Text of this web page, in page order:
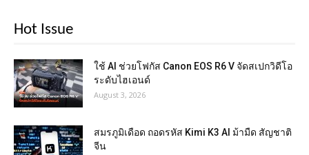
Hot Issue
ใช้ AI ช่วยโฟกัส Canon EOS R6 V จัดสเปกวิดีโอ
ระดับไฮเอนด์
August 3, 2026
สมรภูมิเดือด ถอดรหัส Kimi K3 AI ม้ามืด สัญชาติ
จีน